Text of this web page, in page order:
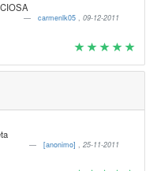
carmenlk05 , 09-12-2011
[anonimo] , 25-11-2011